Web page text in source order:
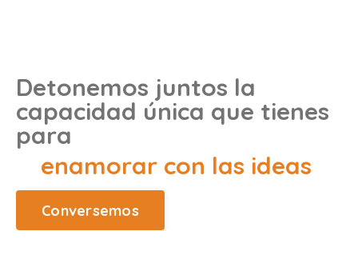
Detonemos juntos la
capacidad única que tienes
para
enamorar con las ideas
Conversemos